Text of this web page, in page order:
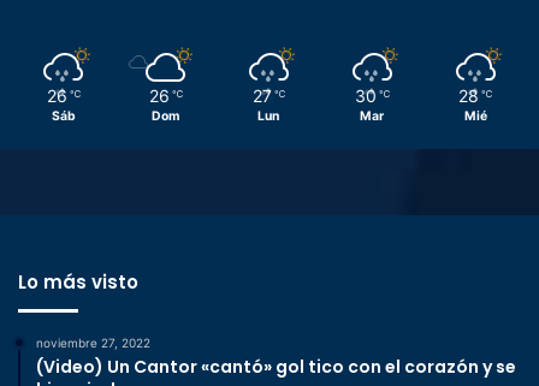
26 ℃
Sáb
26 ℃
Dom
27 ℃
Lun
30 ℃
Mar
28 ℃
Mié
Lo más visto
noviembre 27, 2022
(Video) Un Cantor «cantó» gol tico con el corazón y se